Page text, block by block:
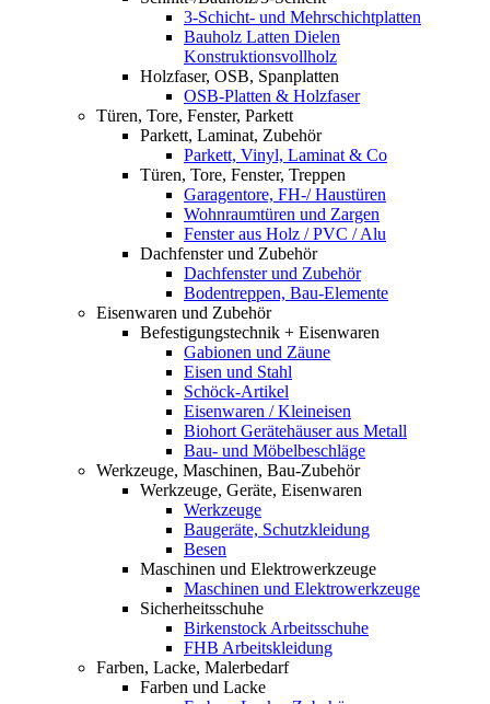
3-Schicht- und Mehrschichtplatten
Bauholz Latten Dielen
Konstruktionsvollholz
Holzfaser, OSB, Spanplatten
OSB-Platten & Holzfaser
Türen, Tore, Fenster, Parkett
Parkett, Laminat, Zubehör
Parkett, Vinyl, Laminat & Co
Türen, Tore, Fenster, Treppen
Garagentore, FH-/ Haustüren
Wohnraumtüren und Zargen
Fenster aus Holz / PVC / Alu
Dachfenster und Zubehör
Dachfenster und Zubehör
Bodentreppen, Bau-Elemente
Eisenwaren und Zubehör
Befestigungstechnik + Eisenwaren
Gabionen und Zäune
Eisen und Stahl
Schöck-Artikel
Eisenwaren / Kleineisen
Biohort Gerätehäuser aus Metall
Bau- und Möbelbeschläge
Werkzeuge, Maschinen, Bau-Zubehör
Werkzeuge, Geräte, Eisenwaren
Werkzeuge
Baugeräte, Schutzkleidung
Besen
Maschinen und Elektrowerkzeuge
Maschinen und Elektrowerkzeuge
Sicherheitsschuhe
Birkenstock Arbeitsschuhe
FHB Arbeitskleidung
Farben, Lacke, Malerbedarf
Farben und Lacke